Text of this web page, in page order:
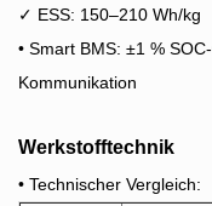
✓ ESS: 150–210 Wh/kg
• Smart BMS: ±1 %
Kommunikation
Werkstofftechnik
• Technischer Vergleich: